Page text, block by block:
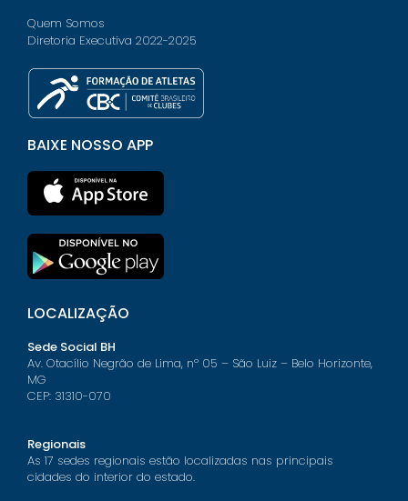
Quem Somos
Diretoria Executiva 2022-2025
BAIXE NOSSO APP
LOCALIZAÇÃO
Sede Social BH
Av. Otacílio Negrão de Lima, nº 05 – São Luiz – Belo Horizonte,
MG
CEP: 31310-070
Regionais
As 17 sedes regionais estão localizadas nas principais
cidades do interior do estado.